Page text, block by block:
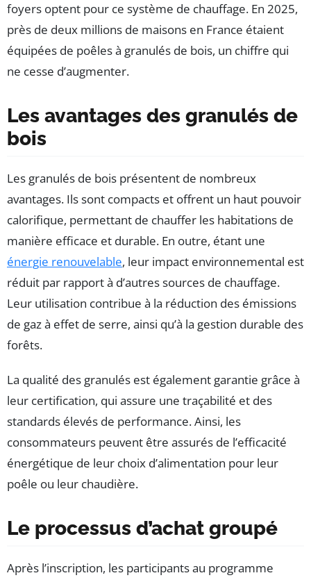
foyers optent pour ce système de chauffage. En 2025,
près de deux millions de maisons en France étaient
équipées de poêles à granulés de bois, un chiffre qui
ne cesse d’augmenter.
Les avantages des granulés de
bois
Les granulés de bois présentent de nombreux
avantages. Ils sont compacts et offrent un haut pouvoir
calorifique, permettant de chauffer les habitations de
manière efficace et durable. En outre, étant une
énergie renouvelable, leur impact environnemental est
réduit par rapport à d’autres sources de chauffage.
Leur utilisation contribue à la réduction des émissions
de gaz à effet de serre, ainsi qu’à la gestion durable des
forêts.
La qualité des granulés est également garantie grâce à
leur certification, qui assure une traçabilité et des
standards élevés de performance. Ainsi, les
consommateurs peuvent être assurés de l’efficacité
énergétique de leur choix d’alimentation pour leur
poêle ou leur chaudière.
Le processus d’achat groupé
Après l’inscription, les participants au programme